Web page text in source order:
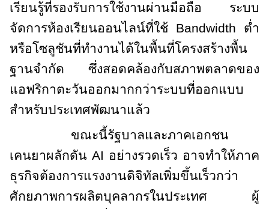
เรียนรู้ที่รองรับการใช้งานผ่านมือถือ ระบบ
จัดการห้องเรียนออนไลน์ที่ใช้ Bandwidth ต่ำ
หรือโซลูชันที่ทำงานได้ในพื้นที่โครงสร้างพื้น
ฐานจำกัด ซึ่งสอดคล้องกับสภาพตลาดของ
แอฟริกาตะวันออกมากกว่าระบบที่ออกแบบ
สำหรับประเทศพัฒนาแล้ว
ขณะนี้รัฐบาลและภาคเอกชน
เคนยาผลักดัน AI อย่างรวดเร็ว อาจทำให้ภาค
ธุรกิจต้องการแรงงานดิจิทัลเพิ่มขึ้นเร็วกว่า
ศักยภาพการผลิตบุคลากรในประเทศ ผู้